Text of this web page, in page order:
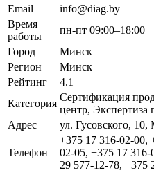
Email
info@diag.by
Время
работы
пн-пт 09:00–18:00
Город
Минск
Регион
Минск
Рейтинг
4.1
Категория
Сертификация
центр, Экспертиза
Адрес
ул. Гусовского,
Телефон
+375 17 316-02-00,
02-05, +375 17
29 577-12-78, +375